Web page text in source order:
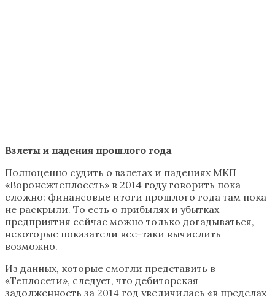
Взлеты и падения прошлого года
Полноценно судить о взлетах и падениях МКП
«Воронежтеплосеть» в 2014 году говорить пока
сложно: финансовые итоги прошлого года там пока
не раскрыли. То есть о прибылях и убытках
предприятия сейчас можно только догадываться,
некоторые показатели все-таки вычислить
возможно.
Из данных, которые смогли представить в
«Теплосети», следует, что дебиторская
задолженность за 2014 год увеличилась «в пределах